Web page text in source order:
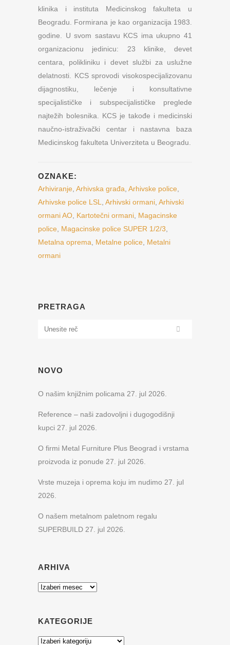
klinika i instituta Medicinskog fakulteta u
Beogradu. Formirana je kao organizacija 1983.
godine. U svom sastavu KCS ima ukupno 41
organizacionu jedinicu: 23 klinike, devet
centara, polikliniku i devet službi za uslužne
delatnosti. KCS sprovodi visokospecijalizovanu
dijagnostiku, lečenje i konsultativne
specijalističke i subspecijalističke preglede
najtežih bolesnika. KCS je takođe i medicinski
naučno-istraživački centar i nastavna baza
Medicinskog fakulteta Univerziteta u Beogradu.
OZNAKE:
Arhiviranje Arhivska građa Arhivske police
Arhivske police LSL
Arhivski ormani Arhivski
ormani AO Kartotečni ormani Magacinske
police Magacinske police SUPER 1/2/3
Metalna oprema
Metalne police Metalni
ormani
PRETRAGA
NOVO
O našim knjižnim policama 27. jul 2026.
Reference – naši zadovoljni i dugogodišnji
kupci 27. jul 2026.
O firmi Metal Furniture Plus Beograd i vrstama
proizvoda iz ponude 27. jul 2026.
Vrste muzeja i oprema koju im nudimo 27. jul
2026.
O našem metalnom paletnom regalu
SUPERBUILD 27. jul 2026.
ARHIVA
Arhiva
KATEGORIJE
Kategorije